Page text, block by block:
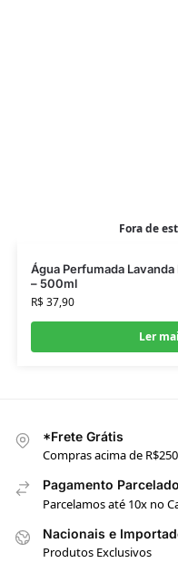
Fora de
Água Perfumada
– 500ml
R$37,90
Ler
*Frete Grátis
Compras acima de
Pagamento Parcelado
Parcelamos até 10x no
Nacionais e
Produtos Exclusivos